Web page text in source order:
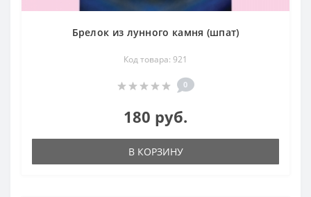
Брелок из лунного камня (шпат)
Код товара: 921
0
180 руб.
В КОРЗИНУ